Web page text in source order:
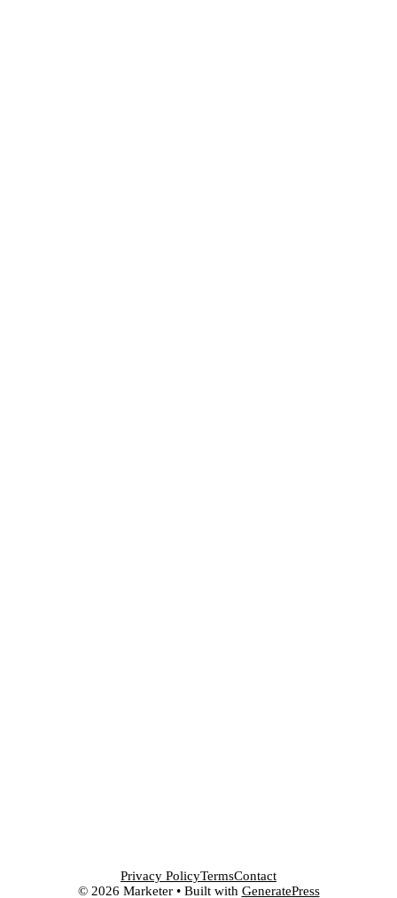
© 2026 Marketer • Built with GeneratePress
Privacy PolicyTermsContact